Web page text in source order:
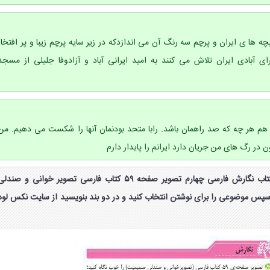
ها ی ایران و پرچم سه رنگ آن می اندازدکه در زیر سایه پرچم زیبا و پر
آبادی ایران تلاش می کنند به امید ایرانی آباد و آزادوفا جلیلی از
هر چه که صد راهمان باشد. رابا متحد بودنمان آنها را شکست می دهیم.
رگ های من جریان دارد ایرانم را پایدار دارم
جواب فعالیت صفحه ۴۳ کتاب نگارش فارسی چهارم تصویر صفحه ۵۹ کتاب فارسی تصویر خوانی و
موضوعی را برای نوشتن انتخاب کنید و در دو بند بنویسید از سایت نکس